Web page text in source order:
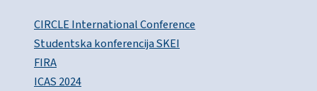
CIRCLE International Conference
Studentska konferencija SKEI
FIRA
ICAS 2024